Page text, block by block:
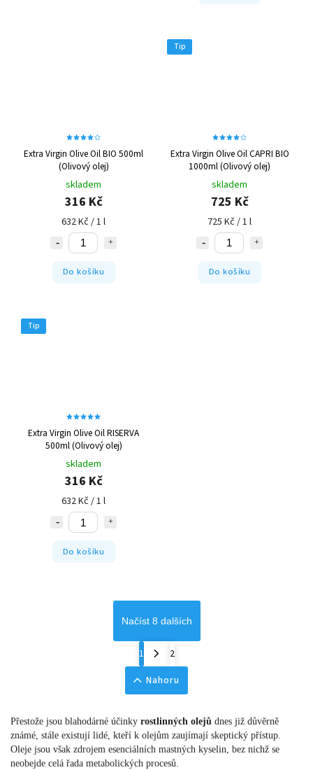
Extra Virgin Olive Oil BIO 500ml
(Olivový olej)
skladem
316 Kč
632 Kč / 1 l
Do košíku
Tip
Extra Virgin Olive Oil CAPRI BIO
1000ml (Olivový olej)
skladem
725 Kč
725 Kč / 1 l
Do košíku
Tip
Extra Virgin Olive Oil RISERVA
500ml (Olivový olej)
skladem
316 Kč
632 Kč / 1 l
Do košíku
Načíst 8 dalších
1
2
Nahoru
Přestože jsou blahodárné účinky rostlinných olejů dnes již důvěrně
známé, stále existují lidé, kteří k olejům zaujímají skeptický přístup.
Oleje jsou však zdrojem esenciálních mastných kyselin, bez nichž se
neobejde celá řada metabolických procesů.